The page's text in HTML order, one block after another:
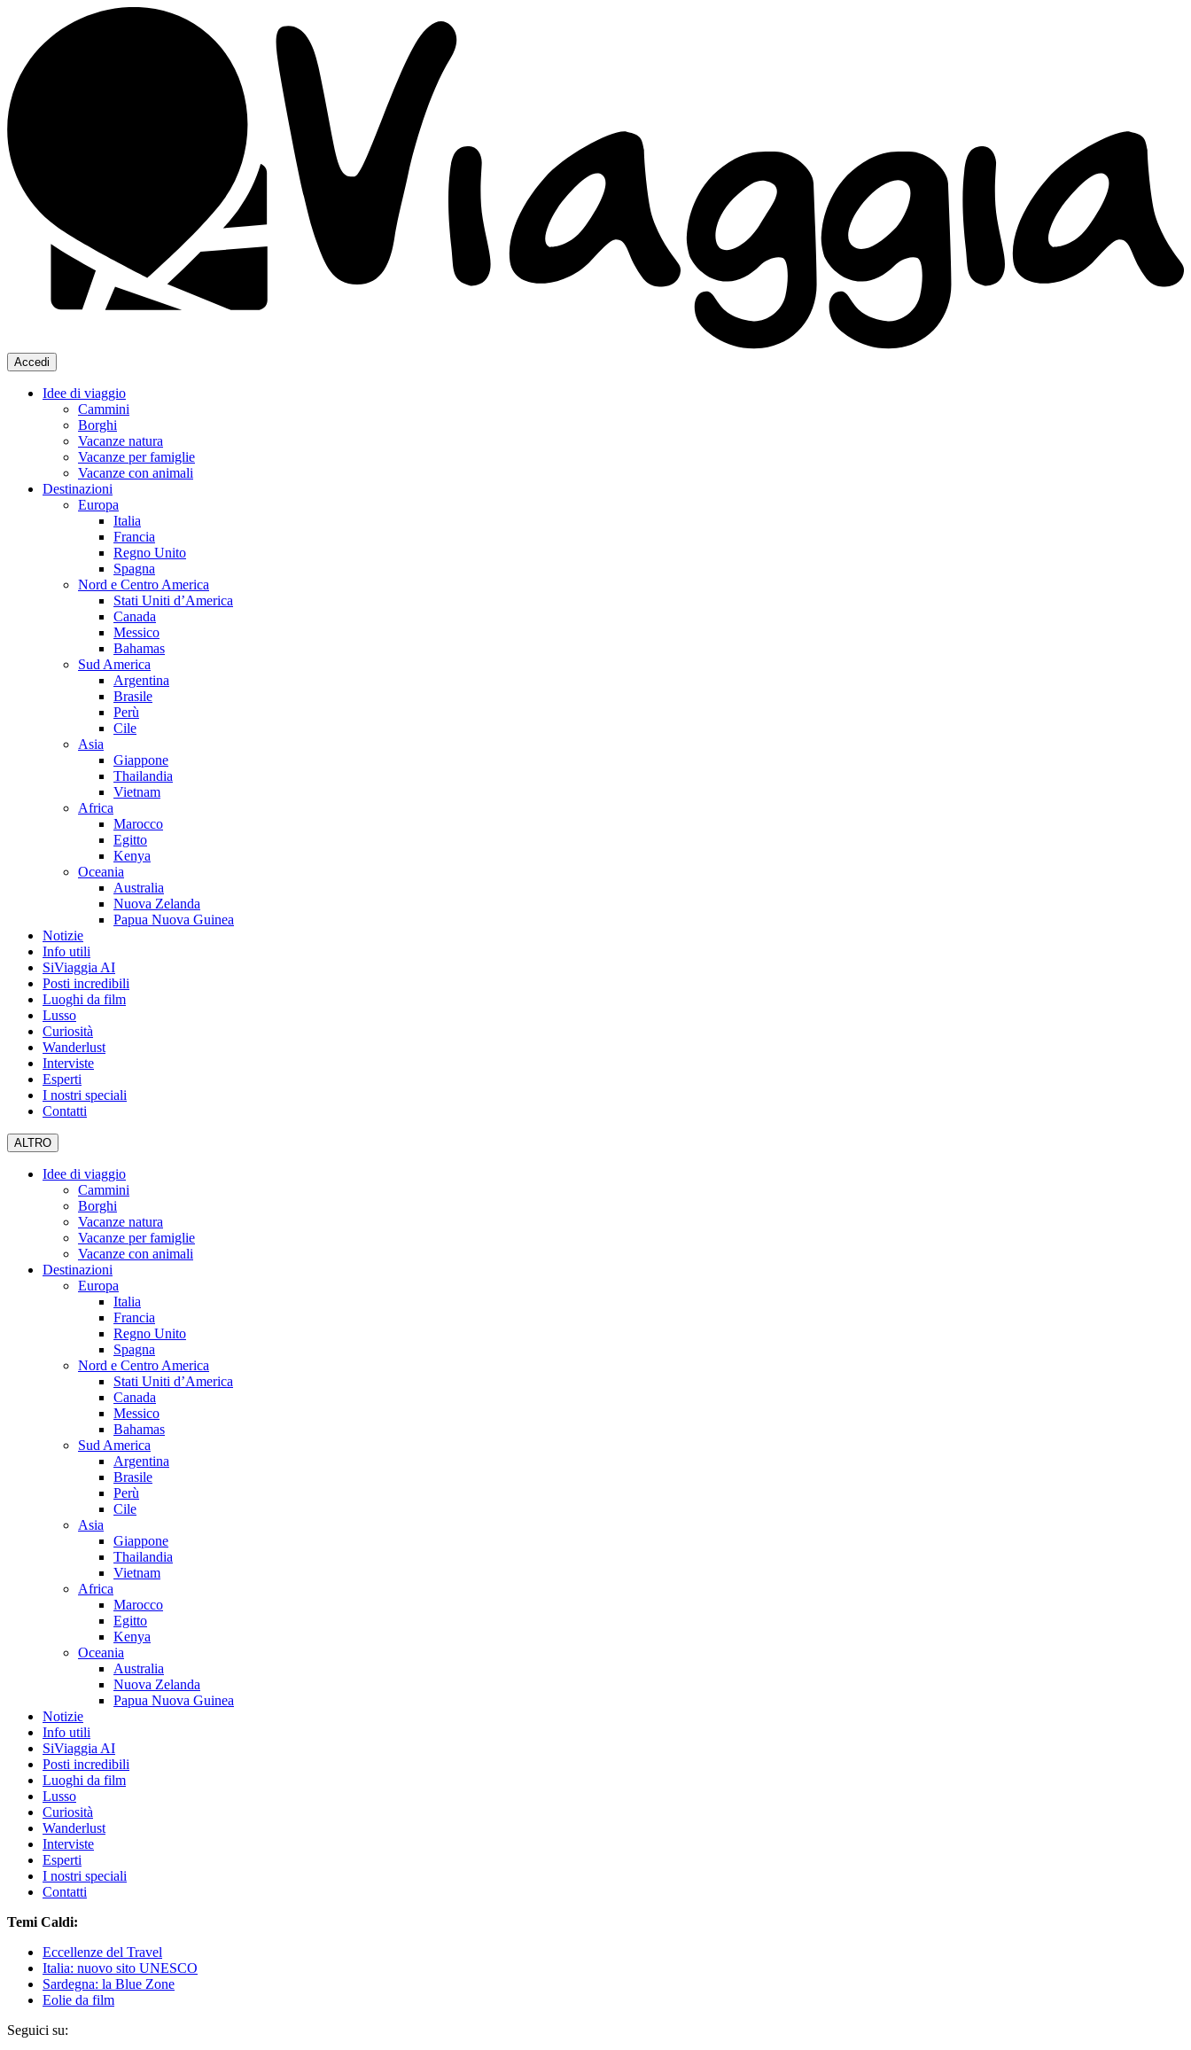
Accedi
Idee di viaggio
Cammini
Borghi
Vacanze natura
Vacanze per famiglie
Vacanze con animali
Destinazioni
Europa
Italia
Francia
Regno Unito
Spagna
Nord e Centro America
Stati Uniti d’America
Canada
Messico
Bahamas
Sud America
Argentina
Brasile
Perù
Cile
Asia
Giappone
Thailandia
Vietnam
Africa
Marocco
Egitto
Kenya
Oceania
Australia
Nuova Zelanda
Papua Nuova Guinea
Notizie
Info utili
SiViaggia AI
Posti incredibili
Luoghi da film
Lusso
Curiosità
Wanderlust
Interviste
Esperti
I nostri speciali
Contatti
ALTRO
Idee di viaggio
Cammini
Borghi
Vacanze natura
Vacanze per famiglie
Vacanze con animali
Destinazioni
Europa
Italia
Francia
Regno Unito
Spagna
Nord e Centro America
Stati Uniti d’America
Canada
Messico
Bahamas
Sud America
Argentina
Brasile
Perù
Cile
Asia
Giappone
Thailandia
Vietnam
Africa
Marocco
Egitto
Kenya
Oceania
Australia
Nuova Zelanda
Papua Nuova Guinea
Notizie
Info utili
SiViaggia AI
Posti incredibili
Luoghi da film
Lusso
Curiosità
Wanderlust
Interviste
Esperti
I nostri speciali
Contatti
Temi Caldi:
Eccellenze del Travel
Italia: nuovo sito UNESCO
Sardegna: la Blue Zone
Eolie da film
Seguici su: